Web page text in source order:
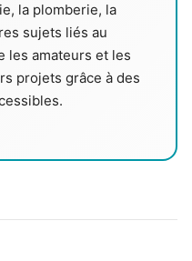
la plomberie, la
sujets liés au
les amateurs et les
projets grâce à des